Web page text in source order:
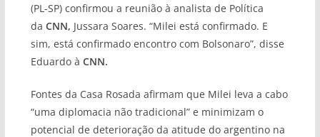
(PL-SP) confirmou a reunião à analista de Política
da CNN, Jussara Soares. “Milei está confirmado. E
sim, está confirmado encontro com Bolsonaro”, disse
Eduardo à CNN.
Fontes da Casa Rosada afirmam que Milei leva a cabo
“uma diplomacia não tradicional” e minimizam o
potencial de deterioração da atitude do argentino na